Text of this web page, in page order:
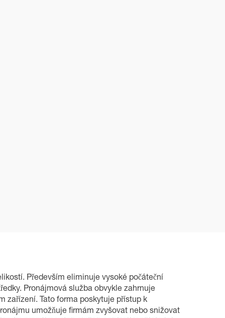
Především eliminuje vysoké počáteční
Pronájmová služba obvykle zahrnuje
zařízení. Tato forma poskytuje přístup k
umožňuje firmám zvyšovat nebo snižovat